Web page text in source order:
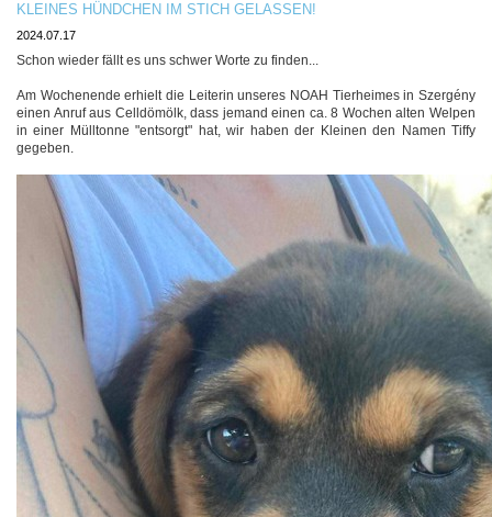
KLEINES HÜNDCHEN IM STICH GELASSEN!
2024.07.17
Schon wieder fällt es uns schwer Worte zu finden...
Am Wochenende erhielt die Leiterin unseres NOAH Tierheimes in Szergény
einen Anruf aus Celldömölk, dass jemand einen ca. 8 Wochen alten Welpen
in einer Mülltonne "entsorgt" hat, wir haben der Kleinen den Namen Tiffy
gegeben.